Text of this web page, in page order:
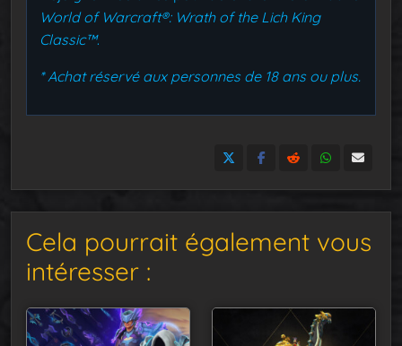
World of Warcraft®: Wrath of the Lich King
Classic™.
* Achat réservé aux personnes de 18 ans ou plus.
Cela pourrait également vous
intéresser :